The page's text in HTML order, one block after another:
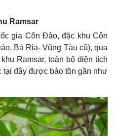
Ramsar
gia Côn Đảo, đặc khu Côn
Bà Rịa- Vũng Tàu cũ), qua
Ramsar, toàn bộ diện tích
tại đây được bảo tồn gần như